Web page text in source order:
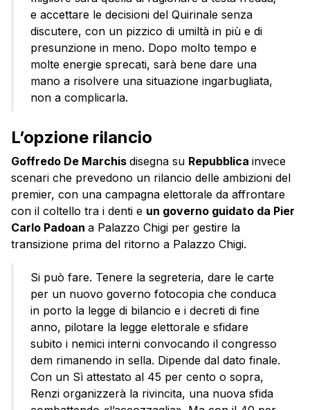
e accettare le decisioni del Quirinale senza
discutere, con un pizzico di umiltà in più e di
presunzione in meno. Dopo molto tempo e
molte energie sprecati, sarà bene dare una
mano a risolvere una situazione ingarbugliata,
non a complicarla.
L’opzione rilancio
Goffredo De Marchis disegna su Repubblica invece
scenari che prevedono un rilancio delle ambizioni del
premier, con una campagna elettorale da affrontare
con il coltello tra i denti e un governo guidato da Pier
Carlo Padoan a Palazzo Chigi per gestire la
transizione prima del ritorno a Palazzo Chigi.
Si può fare. Tenere la segreteria, dare le carte
per un nuovo governo fotocopia che conduca
in porto la legge di bilancio e i decreti di fine
anno, pilotare la legge elettorale e sfidare
subito i nemici interni convocando il congresso
dem rimanendo in sella. Dipende dal dato finale.
Con un Sì attestato al 45 per cento o sopra,
Renzi organizzerà la rivincita, una nuova sfida